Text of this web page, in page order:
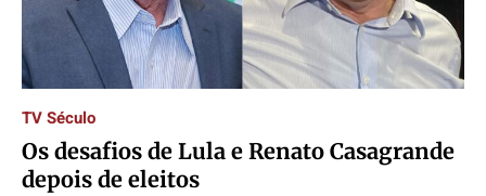
TV Século
Os desafios de Lula e Renato Casagrande
depois de eleitos